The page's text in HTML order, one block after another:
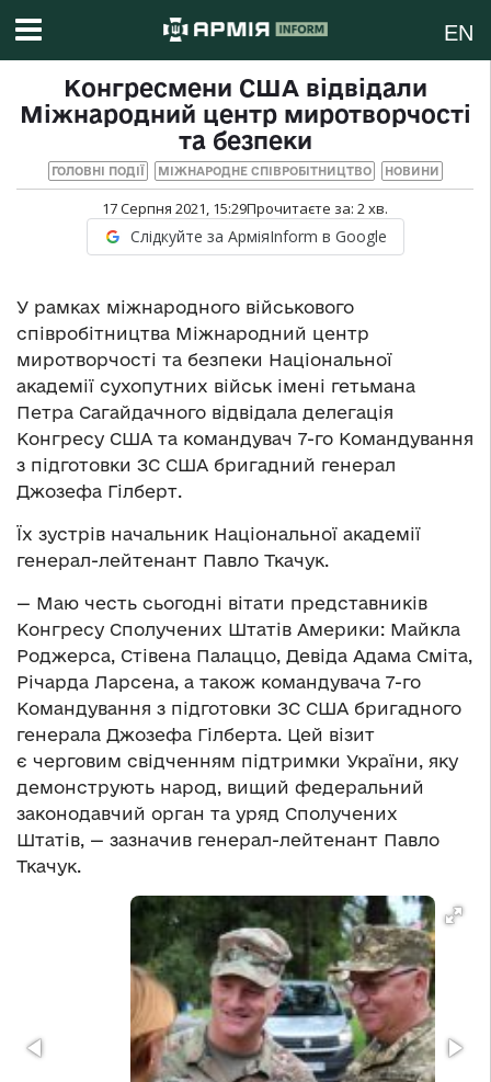
EN
Конгресмени США відвідали
Міжнародний центр миротворчості
та безпеки
ГОЛОВНІ ПОДІЇ МІЖНАРОДНЕ СПІВРОБІТНИЦТВО НОВИНИ
17 Серпня 2021, 15:29Прочитаєте за: 2хв.
Слідкуйте за АрміяInform в Google
У рамках міжнародного військового
співробітництва Міжнародний центр
миротворчості та безпеки Національної
академії сухопутних військ імені гетьмана
Петра Сагайдачного відвідала делегація
Конгресу США та командувач 7-го Командування
з підготовки ЗС США бригадний генерал
Джозефа Гілберт.
Їх зустрів начальник Національної академії
генерал-лейтенант Павло Ткачук.
— Маю честь сьогодні вітати представників
Конгресу Сполучених Штатів Америки: Майкла
Роджерса, Стівена Палаццо, Девіда Адама Сміта,
Річарда Ларсена, а також командувача 7-го
Командування з підготовки ЗС США бригадного
генерала Джозефа Гілберта. Цей візит
є черговим свідченням підтримки України, яку
демонструють народ, вищий федеральний
законодавчий орган та уряд Сполучених
Штатів, — зазначив генерал-лейтенант Павло
Ткачук.